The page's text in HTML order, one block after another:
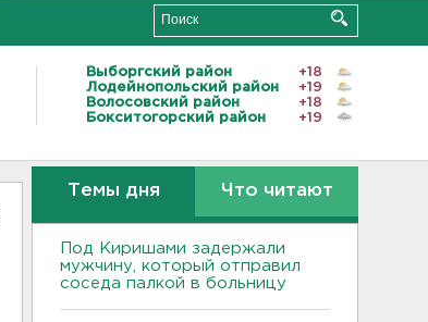
Выборгский район
+18
Лодейнопольский район
+19
Волосовский район
+18
Бокситогорский район
+19
Темы дня Что читают
Под Киришами задержали
мужчину, который отправил
соседа палкой в больницу